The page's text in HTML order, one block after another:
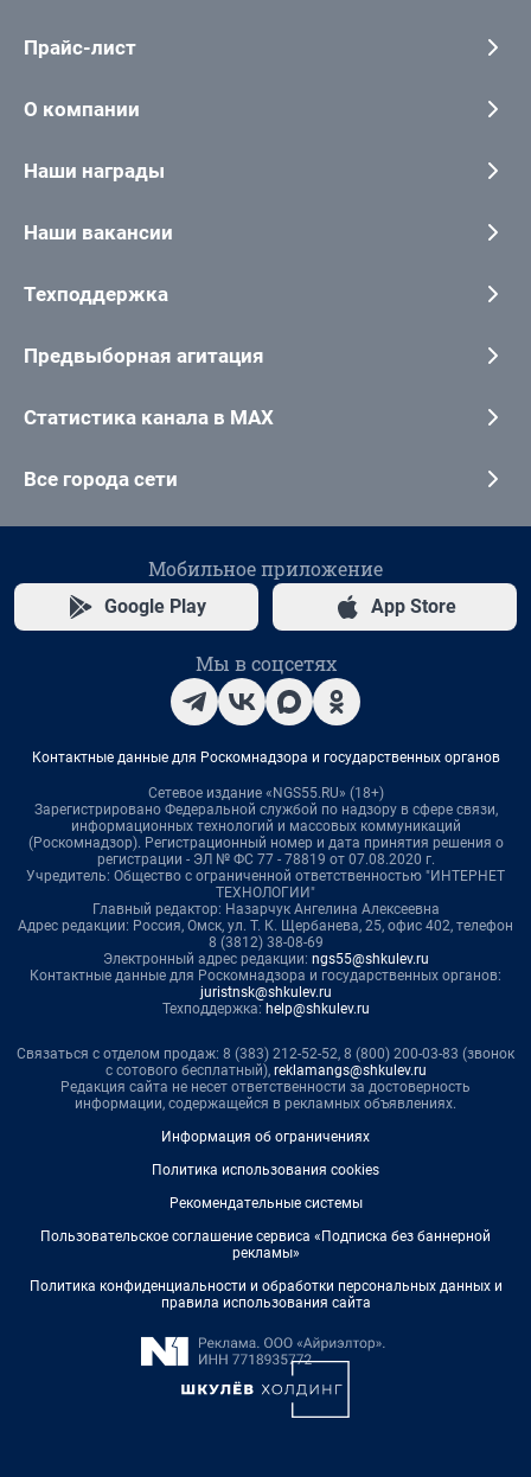
Прайс-лист
О компании
Наши награды
Наши вакансии
Техподдержка
Предвыборная агитация
Статистика канала в MAX
Все города сети
Мобильное приложение
Google Play App Store
Мы в соцсетях
Контактные данные для Роскомнадзора и государственных органов
Сетевое издание «NGS55.RU» (18+)
Зарегистрировано Федеральной службой по надзору в сфере связи,
информационных технологий и массовых коммуникаций
(Роскомнадзор). Регистрационный номер и дата принятия решения о
регистрации - ЭЛ № ФС 77 - 78819 от 07.08.2020 г.
Учредитель: Общество с ограниченной ответственностью "ИНТЕРНЕТ
ТЕХНОЛОГИИ"
Главный редактор: Назарчук Ангелина Алексеевна
Адрес редакции: Россия, Омск, ул. Т. К. Щербанева, 25, офис 402, телефон
8 (3812) 38-08-69
Электронный адрес редакции: ngs55@shkulev.ru
Контактные данные для Роскомнадзора и государственных органов:
juristnsk@shkulev.ru
Техподдержка: help@shkulev.ru
Связаться с отделом продаж: 8 (383) 212-52-52, 8 (800) 200-03-83 (звонок
с сотового бесплатный), reklamangs@shkulev.ru
Редакция сайта не несет ответственности за достоверность
информации, содержащейся в рекламных объявлениях.
Информация об ограничениях
Политика использования cookies
Рекомендательные системы
Пользовательское соглашение сервиса «Подписка без баннерной
рекламы»
Политика конфиденциальности и обработки персональных данных и
правила использования сайта